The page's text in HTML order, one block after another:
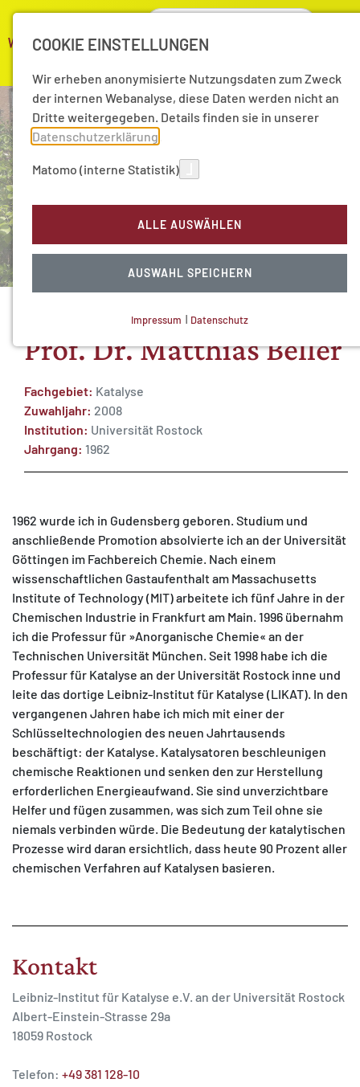
Prof. Dr. Matthias Beller
Fachgebiet: Katalyse
Zuwahljahr: 2008
Institution: Universität Rostock
Jahrgang: 1962
1962 wurde ich in Gudensberg geboren. Studium und
anschließende Promotion absolvierte ich an der Universität
Göttingen im Fachbereich Chemie. Nach einem
wissenschaftlichen Gastaufenthalt am Massachusetts
Institute of Technology (MIT) arbeitete ich fünf Jahre in der
Chemischen Industrie in Frankfurt am Main. 1996 übernahm
ich die Professur für »Anorganische Chemie« an der
Technischen Universität München. Seit 1998 habe ich die
Professur für Katalyse an der Universität Rostock inne und
leite das dortige Leibniz-Institut für Katalyse (LIKAT). In den
vergangenen Jahren habe ich mich mit einer der
Schlüsseltechnologien des neuen Jahrtausends
beschäftigt: der Katalyse. Katalysatoren beschleunigen
chemische Reaktionen und senken den zur Herstellung
erforderlichen Energieaufwand. Sie sind unverzichtbare
Helfer und fügen zusammen, was sich zum Teil ohne sie
niemals verbinden würde. Die Bedeutung der katalytischen
Prozesse wird daran ersichtlich, dass heute 90 Prozent aller
chemischen Verfahren auf Katalysen basieren.
Kontakt
Leibniz-Institut für Katalyse e.V. an der Universität Rostock
Albert-Einstein-Strasse 29a
18059 Rostock
Telefon: +49 381 128-10
COOKIE EINSTELLUNGEN
Wir erheben anonymisierte Nutzungsdaten zum Zweck
der internen Webanalyse, diese Daten werden nicht an
Dritte weitergegeben. Details finden sie in unserer
Datenschutzerklärung
Matomo (interne Statistik)
ALLE AUSWÄHLEN
AUSWAHL SPEICHERN
Technisch notwendig.
unsere Besucher unsere Website nutzen.
Matomo
Impressum | Datenschutz